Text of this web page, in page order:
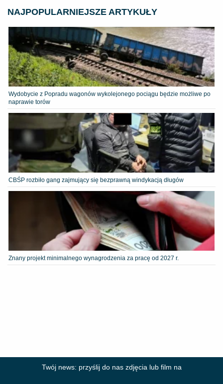
NAJPOPULARNIEJSZE ARTYKUŁY
Wydobycie z Popradu wagonów wykolejonego pociągu będzie możliwe po
naprawie torów
CBŚP rozbiło gang zajmujący się bezprawną windykacją długów
Znany projekt minimalnego wynagrodzenia za pracę od 2027 r.
Twój news: przyślij do nas zdjęcia lub film na